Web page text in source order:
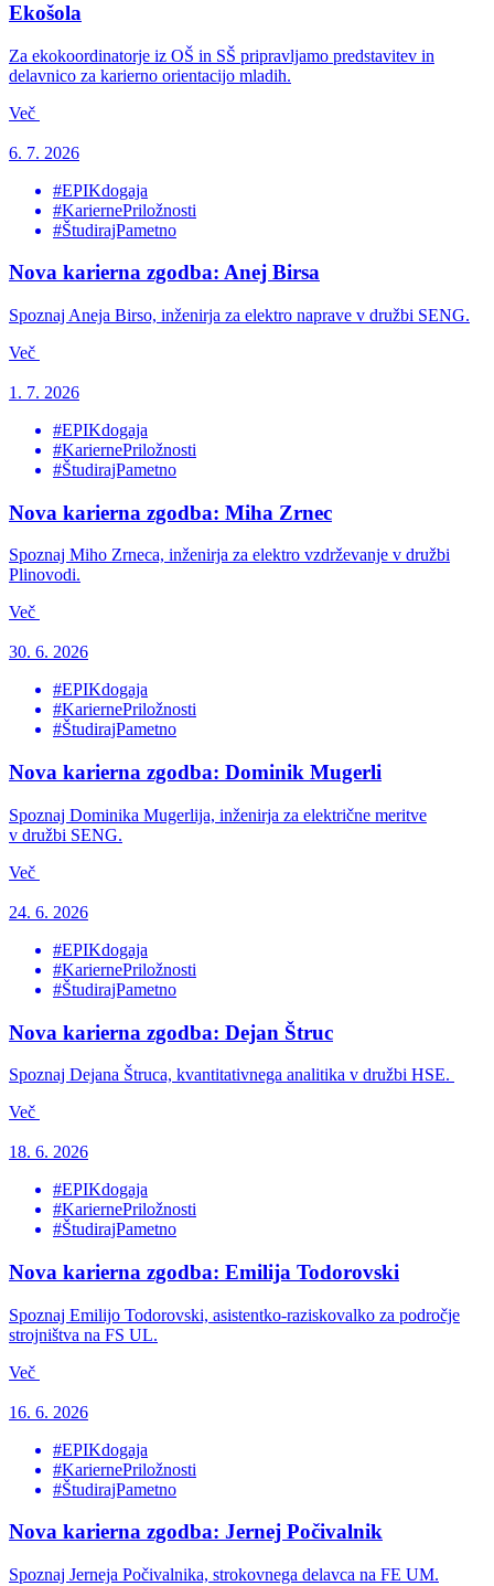
Ekošola
Za ekokoordinatorje iz OŠ in SŠ pripravljamo predstavitev in
delavnico za karierno orientacijo mladih.
Več
6. 7. 2026
#EPIKdogaja
#KariernePriložnosti
#ŠtudirajPametno
Nova karierna zgodba: Anej Birsa
Spoznaj Aneja Birso, inženirja za elektro naprave v družbi SENG.
Več
1. 7. 2026
#EPIKdogaja
#KariernePriložnosti
#ŠtudirajPametno
Nova karierna zgodba: Miha Zrnec
Spoznaj Miho Zrneca, inženirja za elektro vzdrževanje v družbi
Plinovodi.
Več
30. 6. 2026
#EPIKdogaja
#KariernePriložnosti
#ŠtudirajPametno
Nova karierna zgodba: Dominik Mugerli
Spoznaj Dominika Mugerlija, inženirja za električne meritve
v družbi SENG.
Več
24. 6. 2026
#EPIKdogaja
#KariernePriložnosti
#ŠtudirajPametno
Nova karierna zgodba: Dejan Štruc
Spoznaj Dejana Štruca, kvantitativnega analitika v družbi HSE.
Več
18. 6. 2026
#EPIKdogaja
#KariernePriložnosti
#ŠtudirajPametno
Nova karierna zgodba: Emilija Todorovski
Spoznaj Emilijo Todorovski, asistentko-raziskovalko za področje
strojništva na FS UL.
Več
16. 6. 2026
#EPIKdogaja
#KariernePriložnosti
#ŠtudirajPametno
Nova karierna zgodba: Jernej Počivalnik
Spoznaj Jerneja Počivalnika, strokovnega delavca na FE UM.